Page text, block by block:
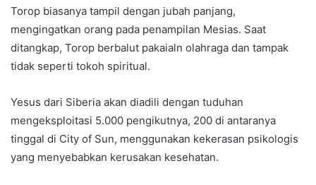
Torop biasanya tampil dengan jubah panjang,
mengingatkan orang pada penampilan Mesias. Saat
ditangkap, Torop berbalut pakaialn olahraga dan tampak
tidak seperti tokoh spiritual.
Yesus dari Siberia akan diadili dengan tuduhan
mengeksploitasi 5.000 pengikutnya, 200 di antaranya
tinggal di City of Sun, menggunakan kekerasan psikologis
yang menyebabkan kerusakan kesehatan.